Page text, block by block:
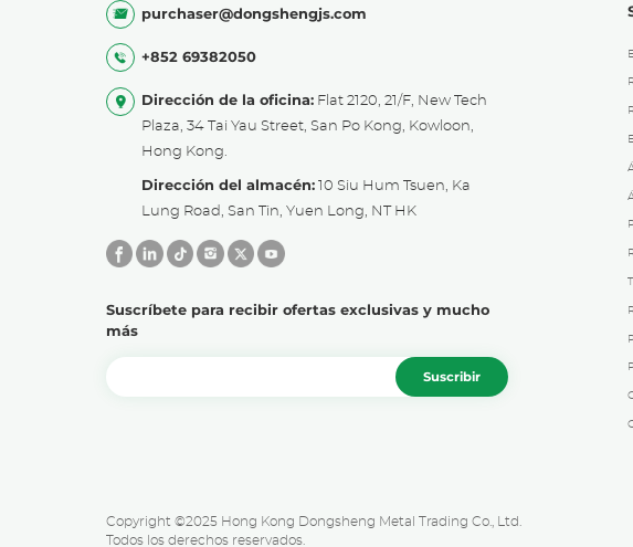
purchaser@dongshengjs.com
+852 69382050
Dirección de la oficina: Flat 2120, 21/F, New Tech
Plaza, 34 Tai Yau Street, San Po Kong, Kowloon,
Hong Kong.
Dirección del almacén: 10 Siu Hum Tsuen, Ka
Lung Road, San Tin, Yuen Long, NT HK
Suscríbete para recibir ofertas exclusivas y mucho
más
Suscribir
Copyright ©2025 Hong Kong Dongsheng Metal Trading Co., Ltd.
Todos los derechos reservados.